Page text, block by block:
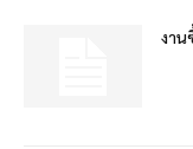
งาน